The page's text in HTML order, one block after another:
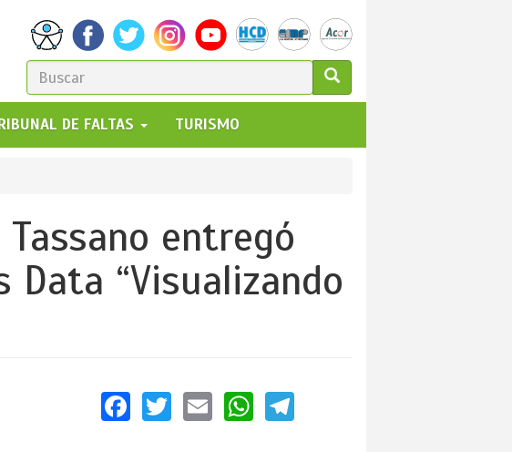
FORMULARIO
DE
BÚSQUEDA
GO!
DE FALTAS TURISMO
entregó
“Visualizando
Facebook
Twitter
EmailWhatsApp
Telegram